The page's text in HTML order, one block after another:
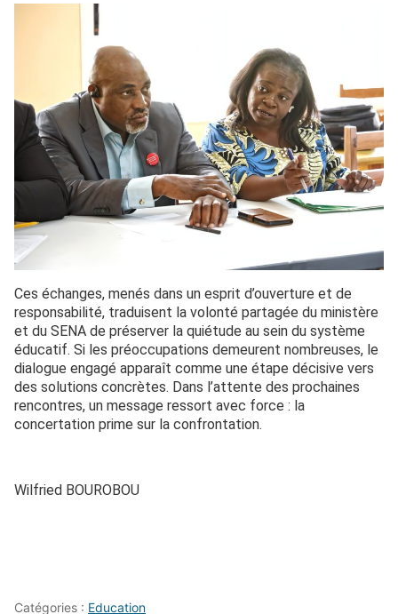
Ces échanges, menés dans un esprit d’ouverture et de
responsabilité, traduisent la volonté partagée du ministère
et du SENA de préserver la quiétude au sein du système
éducatif. Si les préoccupations demeurent nombreuses, le
dialogue engagé apparaît comme une étape décisive vers
des solutions concrètes. Dans l’attente des prochaines
rencontres, un message ressort avec force : la
concertation prime sur la confrontation.
Wilfried BOUROBOU
Catégories : Education